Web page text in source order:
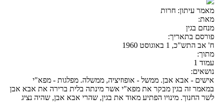
מאמר עיתון: חרות
מאת:
מנחם בגין
פורסם בתאריך:
ח' אב התש"כ, 1 באוגוסט 1960
מתוך:
עמוד 1
נושאים:
אישים - אבא אבן. ממשל - אופוזיציה, ממשלה. מפלגות - מפא"י
במאמר זה בגין מבקר את מפא"י אשר מינתה בלית ברירה את אבא אבן
לשר החנוך. מינויו הפתיע מאוד את בגין, שהרי אבא אבן, שהיה נציג